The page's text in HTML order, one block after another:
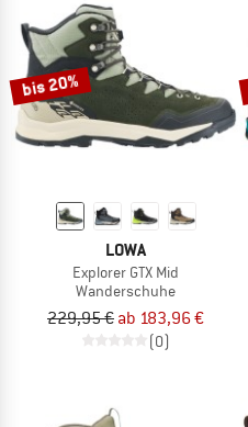
bis 20%
LOWA
Explorer GTX Mid
Wanderschuhe
229,95 € ab 183,96 €
(0)